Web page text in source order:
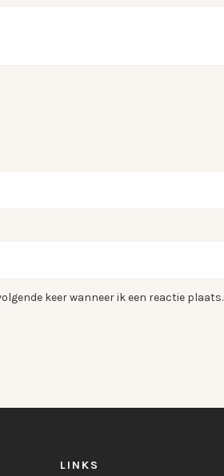
keer wanneer ik een reactie plaats.
LINKS